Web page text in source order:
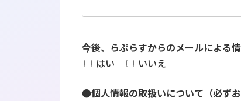
今後、らぷらすからのメールによる
はい
いいえ
●個人情報の取扱いについて（必ずお